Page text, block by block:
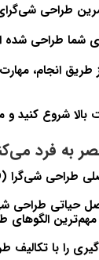
طراحی
شما طراحی
طریق انجام،
بالا شروع کنید
به فرد
حیاتی طراحی
مهم‌ترین الگوهای
را با